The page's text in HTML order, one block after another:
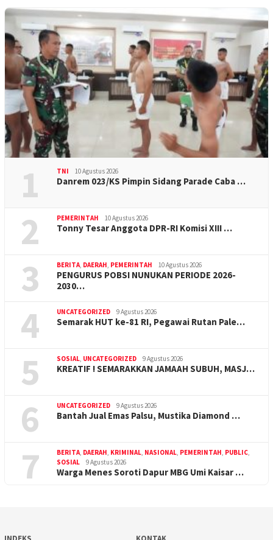
1 TNI 10 Agustus 2026
Danrem 023/KS Pimpin Sidang Parade Caba …
2 PEMERINTAH 10 Agustus 2026
Tonny Tesar Anggota DPR-RI Komisi XIII …
3 BERITA DAERAH PEMERINTAH 10 Agustus 2026
PENGURUS POBSI NUNUKAN PERIODE 2026-
2030…
4 UNCATEGORIZED 9 Agustus 2026
Semarak HUT ke-81 RI, Pegawai Rutan Pale…
5 SOSIAL UNCATEGORIZED 9 Agustus 2026
KREATIF ! SEMARAKKAN JAMAAH SUBUH, MASJ…
6 UNCATEGORIZED 9 Agustus 2026
Bantah Jual Emas Palsu, Mustika Diamond …
7 BERITA DAERAH KRIMINAL NASIONAL PEMERINTAH PUBLIC
SOSIAL
9 Agustus 2026
Warga Menes Soroti Dapur MBG Umi Kaisar …